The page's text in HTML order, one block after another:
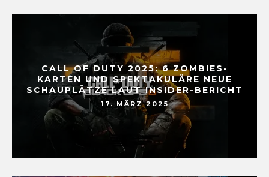
CALL OF DUTY 2025: 6 ZOMBIES-
KARTEN UND SPEKTAKULÄRE NEUE
SCHAUPLÄTZE LAUT INSIDER-BERICHT
17. MÄRZ 2025